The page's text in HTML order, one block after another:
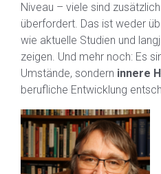
Niveau – viele sind
überfordert. Das ist weder
wie aktuelle Studien und
zeigen. Und mehr noch: Es
Umstände, sondern innere
berufliche Entwicklung